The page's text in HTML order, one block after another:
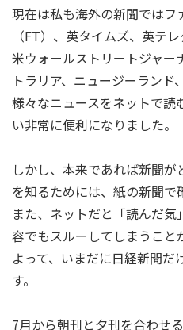
現在は私も海外の新聞ではフ
（FT）、英タイムズ、英テ
米ウォールストリートジャー
トラリア、ニュージーランド
様々なニュースをネットで読
い非常に便利になりました。
しかし、本来であれば新聞
を知るためには、紙の新聞で
また、ネットだと「読んだ
容でもスルーしてしまうこと
よって、いまだに日経新聞だ
す。
7月から朝刊と夕刊を合わせ